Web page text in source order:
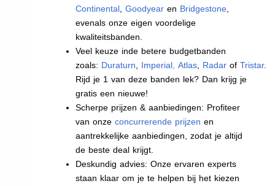
Continental ,Goodyear en Bridgestone
evenals onze eigen voordelige
kwaliteitsbanden.
Veel keuze inde betere budgetbanden
zoals: Duraturn Imperial Atlas Radar ofTristar.
Rijd je 1 van deze banden lek? Dan krijg je
gratis een nieuwe!
Scherpe prijzen & aanbiedingen: Profiteer
van onzeconcurrerende prijzen en
aantrekkelijke aanbiedingen, zodat je altijd
de beste deal krijgt.
Deskundig advies: Onze ervaren experts
staan klaar om je te helpen bij het kiezen